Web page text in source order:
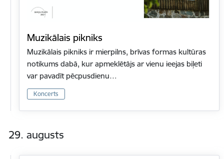
Muzikālais pikniks
Muzikālais pikniks ir mierpilns, brīvas formas kultūras
notikums dabā, kur apmeklētājs ar vienu ieejas biļeti
var pavadīt pēcpusdienu…
Koncerts
29. augusts